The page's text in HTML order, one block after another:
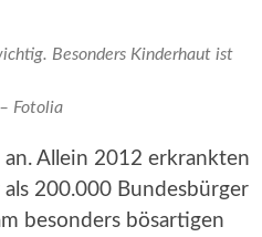
Besonders Kinderhaut ist
Fotolia
Allein 2012 erkrankten
200.000 Bundesbürger
besonders bösartigen